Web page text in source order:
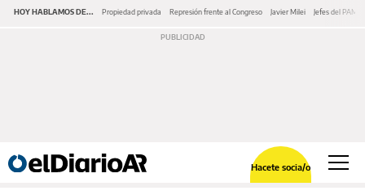
HOY HABLAMOS DE... Propiedad privada Represión frente al Congreso Javier Milei Jefes del PAMI
Hacete socia/o